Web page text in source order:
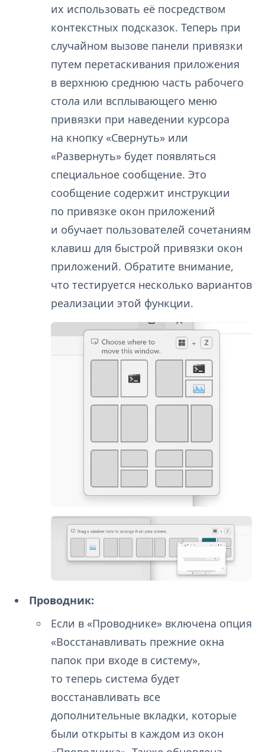
их использовать её посредством
контекстных подсказок. Теперь при
случайном вызове панели привязки
путем перетаскивания приложения
в верхнюю среднюю часть рабочего
стола или всплывающего меню
привязки при наведении курсора
на кнопку «Свернуть» или
«Развернуть» будет появляться
специальное сообщение. Это
сообщение содержит инструкции
по привязке окон приложений
и обучает пользователей сочетаниям
клавиш для быстрой привязки окон
приложений. Обратите внимание,
что тестируется несколько вариантов
реализации этой функции.
Проводник:
Если в «Проводнике» включена опция
«Восстанавливать прежние окна
папок при входе в систему»,
то теперь система будет
восстанавливать все
дополнительные вкладки, которые
были открыты в каждом из окон